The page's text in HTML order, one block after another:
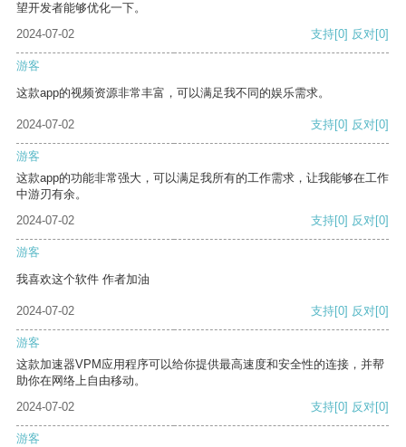
望开发者能够优化一下。
2024-07-02
支持[0] 反对[0]
游客
这款app的视频资源非常丰富，可以满足我不同的娱乐需求。
2024-07-02 支持[0] 反对[0]
游客
这款app的功能非常强大，可以满足我所有的工作需求，让我能够在工作
中游刃有余。
2024-07-02
支持[0] 反对[0]
游客
我喜欢这个软件 作者加油
2024-07-02 支持[0] 反对[0]
游客
这款加速器VPM应用程序可以给你提供最高速度和安全性的连接，并帮
助你在网络上自由移动。
2024-07-02
支持[0] 反对[0]
游客